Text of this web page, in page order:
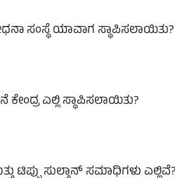
ಸಂಸ್ಥೆ ಯಾವಾಗ ಸ್ಥಾಪಿಸಲಾಯಿತು?
ಎಲ್ಲಿ ಸ್ಥಾಪಿಸಲಾಯಿತು?
ಟಿಪ್ಪು ಸುಲ್ತಾನ್ ಸಮಾಧಿಗಳು ಎಲ್ಲಿವೆ?